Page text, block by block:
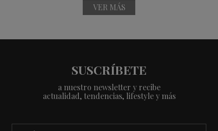
VER MÁS
SUSCRÍBETE
a nuestro newsletter y recibe
actualidad, tendencias, lifestyle y más